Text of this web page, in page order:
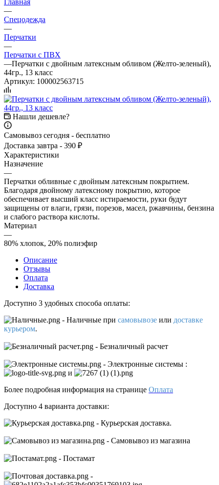
—
Спецодежда
—
Перчатки
—
Перчатки с ПВХ
—Перчатки с двойным латексным обливом (Желто-зеленый),
44гр., 13 класс
Артикул: 100002563715
Нашли дешевле?
Самовывоз сегодня - бесплатно
Доставка завтра - 390 ₽
Характеристики
Назначение
—
Перчатки обливные с двойным латексным покрытием.
Благодаря двойному латексному покрытию, которое
обеспечивает высший класс истираемости, руки будут
защищены от влаги, грязи, порезов, масел, ржавчины, бензина
и слабого раствора кислоты.
Материал
—
80% хлопок, 20% полиэфир
Описание
Отзывы
Оплата
Доставка
Доступно 3 удобных способа оплаты:
- Наличные при самовывозе или доставке
курьером.
- Безналичный расчет
- Электронные системы :
и
Более подробная информация на странице Оплата
Доступно 4 варианта доставки:
- Курьерская доставка.
- Самовывоз из магазина
- Постамат
-